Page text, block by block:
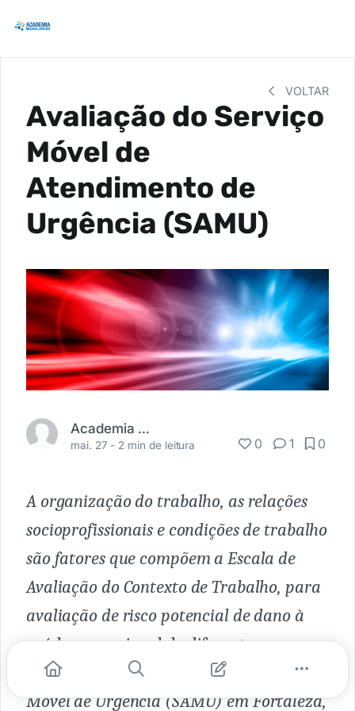
VOLTAR
Avaliação do Serviço
Móvel de
Atendimento de
Urgência (SAMU)
Academia Médica
mai. 27 - 2 min de leitura 0 1 0
A organização do trabalho, as relações
socioprofissionais e condições de trabalho
são fatores que compõem a Escala de
Avaliação do Contexto de Trabalho, para
avaliação de risco potencial de dano à
saúde ocupacional de diferentes
categorias. No Serviço de Atendimento
Móvel de Urgência (SAMU) em Fortaleza,